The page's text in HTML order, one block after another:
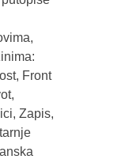
Front
Zapis,